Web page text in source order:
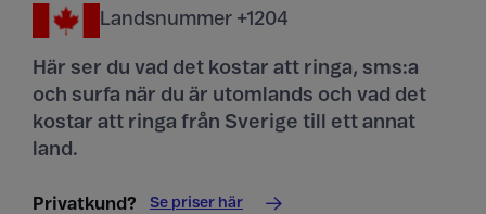
Landsnummer +1204
Här ser du vad det kostar att ringa, sms:a
och surfa när du är utomlands och vad det
kostar att ringa från Sverige till ett annat
land.
Privatkund? Se priser här